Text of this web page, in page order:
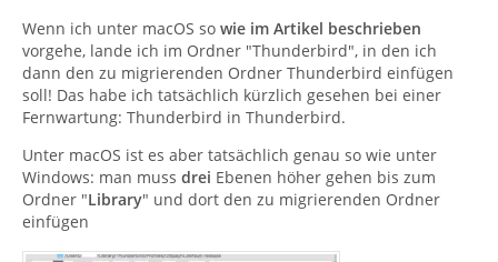
Wenn ich unter macOS so wie im Artikel beschrieben
vorgehe, lande ich im Ordner "Thunderbird", in den ich
dann den zu migrierenden Ordner Thunderbird einfügen
soll! Das habe ich tatsächlich kürzlich gesehen bei einer
Fernwartung: Thunderbird in Thunderbird.
Unter macOS ist es aber tatsächlich genau so wie unter
Windows: man muss drei Ebenen höher gehen bis zum
Ordner "Library" und dort den zu migrierenden Ordner
einfügen